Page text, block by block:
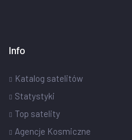
Info
Katalog satelitów
Statystyki
Top satelity
Agencje Kosmiczne